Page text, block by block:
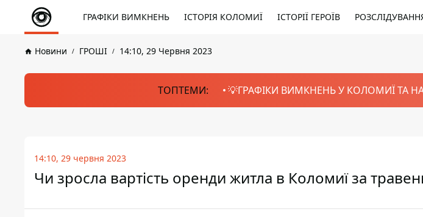
ГРАФІКИ ВИМКНЕНЬ ІСТОРІЯ КОЛОМИЇ ІСТОРІЇ ГЕРОЇВ
Новини ГРОШІ 14:10, 29 Червня 2023
ТОПТЕМИ: 💡ГРАФІКИ ВИМКНЕНЬ У КОЛОМИЇ ТА НА
14:10, 29 червня 2023
Чи зросла вартість оренди житла в Коломиї за